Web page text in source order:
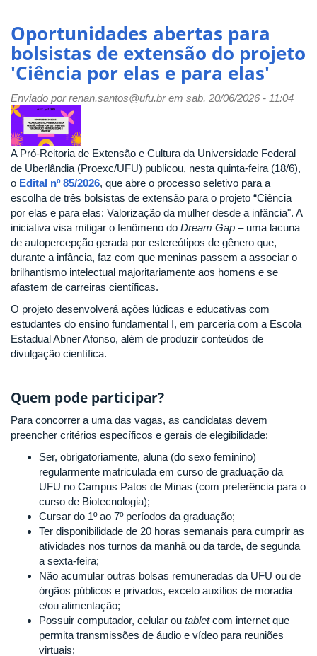
Oportunidades abertas para
bolsistas de extensão do projeto
'Ciência por elas e para elas'
Enviado porrenan.santos@ufu.brem sab, 20/06/2026 - 11:04
A Pró-Reitoria de Extensão e Cultura da Universidade Federal
de Uberlândia (Proexc/UFU) publicou, nesta quinta-feira (18/6),
o Edital nº 85/2026, que abre o processo seletivo para a
escolha de três bolsistas de extensão para o projeto “Ciência
por elas e para elas: Valorização da mulher desde a infância". A
iniciativa visa mitigar o fenômeno do Dream Gap – uma lacuna
de autopercepção gerada por estereótipos de gênero que,
durante a infância, faz com que meninas passem a associar o
brilhantismo intelectual majoritariamente aos homens e se
afastem de carreiras científicas.
O projeto desenvolverá ações lúdicas e educativas com
estudantes do ensino fundamental I, em parceria com a Escola
Estadual Abner Afonso, além de produzir conteúdos de
divulgação científica.
Quem pode participar?
Para concorrer a uma das vagas, as candidatas devem
preencher critérios específicos e gerais de elegibilidade:
Ser, obrigatoriamente, aluna (do sexo feminino)
regularmente matriculada em curso de graduação da
UFU no Campus Patos de Minas (com preferência para o
curso de Biotecnologia);
Cursar do 1º ao 7º períodos da graduação;
Ter disponibilidade de 20 horas semanais para cumprir as
atividades nos turnos da manhã ou da tarde, de segunda
a sexta-feira;
Não acumular outras bolsas remuneradas da UFU ou de
órgãos públicos e privados, exceto auxílios de moradia
e/ou alimentação;
Possuir computador, celular ou tabletcom internet que
permita transmissões de áudio e vídeo para reuniões
virtuais;